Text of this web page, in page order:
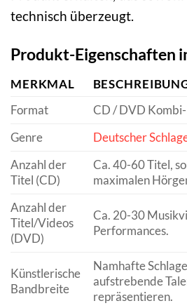
technisch überzeugt.
Produkt-Eigenschaften
MERKMAL
Format
CD / DVD
Genre
Deutscher
Anzahl der
Titel (CD)
Ca. 40-60 Titel,
maximalen
Anzahl der
Titel/Videos
(DVD)
Ca. 20-30
Performances.
Künstlerische
Bandbreite
Namhafte
aufstrebende
repräsentieren.